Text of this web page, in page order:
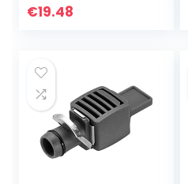
handmatige
€19.48